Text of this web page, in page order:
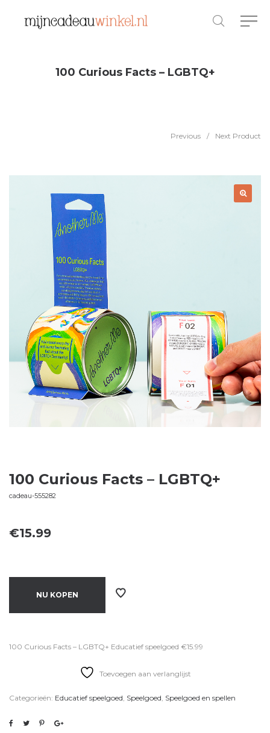
100 Curious Facts – LGBTQ+
Previous / Next Product
100 Curious Facts – LGBTQ+
cadeau-555282
€15.99
NU KOPEN
100 Curious Facts – LGBTQ+ Educatief speelgoed €15.99
Toevoegen aan verlanglijst
Categorieën: Educatief speelgoed, Speelgoed, Speelgoed en spellen